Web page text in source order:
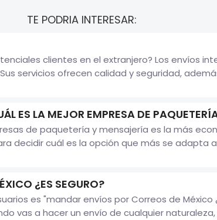
TE PODRIA INTERESAR:
clientes en el extranjero? Los envíos
servicios ofrecen calidad y seguridad,
ES LA MEJOR EMPRESA DE
de paquetería y mensajería es la más
decidir cuál es la opción que más se adapta a
¿ES SEGURO?
es "mandar envíos por Correos de México
vas a hacer un envío de cualquier